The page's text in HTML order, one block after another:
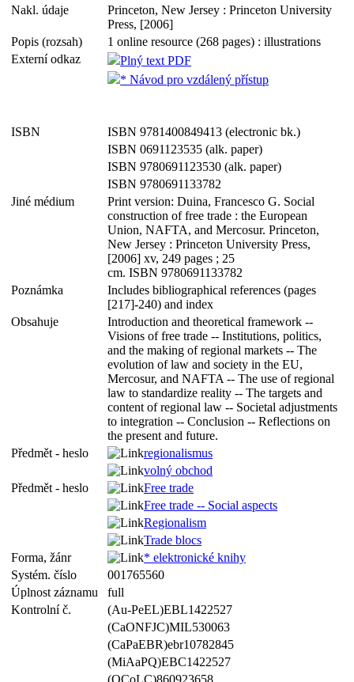
Nakl. údaje
Princeton, New Jersey : Princeton University
Press, [2006]
Popis (rozsah)
1 online resource (268 pages) : illustrations
Externí odkaz
Plný text PDF
* Návod pro vzdálený přístup
ISBN
ISBN 9781400849413 (electronic bk.)
ISBN 0691123535 (alk. paper)
ISBN 9780691123530 (alk. paper)
ISBN 9780691133782
Jiné médium
Print version: Duina, Francesco G. Social
construction of free trade : the European
Union, NAFTA, and Mercosur. Princeton,
New Jersey : Princeton University Press,
[2006] xv, 249 pages ; 25
cm. ISBN 9780691133782
Poznámka
Includes bibliographical references (pages
[217]-240) and index
Obsahuje
Introduction and theoretical framework --
Visions of free trade -- Institutions, politics,
and the making of regional markets -- The
evolution of law and society in the EU,
Mercosur, and NAFTA -- The use of regional
law to standardize reality -- The targets and
content of regional law -- Societal adjustments
to integration -- Conclusion -- Reflections on
the present and future.
Předmět - heslo
regionalismus
volný obchod
Předmět - heslo
Free trade
Free trade -- Social aspects
Regionalism
Trade blocs
Forma, žánr
* elektronické knihy
Systém. číslo
001765560
Úplnost záznamu
full
Kontrolní č.
(Au-PeEL)EBL1422527
(CaONFJC)MIL530063
(CaPaEBR)ebr10782845
(MiAaPQ)EBC1422527
(OCoLC)860923658